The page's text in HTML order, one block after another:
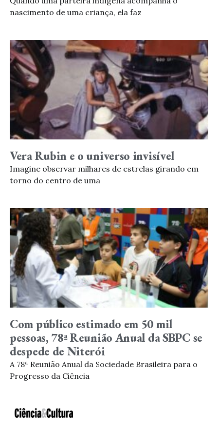
nascimento de uma criança, ela faz
Vera Rubin e o universo invisível
Imagine observar milhares de estrelas girando em
torno do centro de uma
Com público estimado em 50 mil
pessoas, 78ª Reunião Anual da SBPC se
despede de Niterói
A 78ª Reunião Anual da Sociedade Brasileira para o
Progresso da Ciência